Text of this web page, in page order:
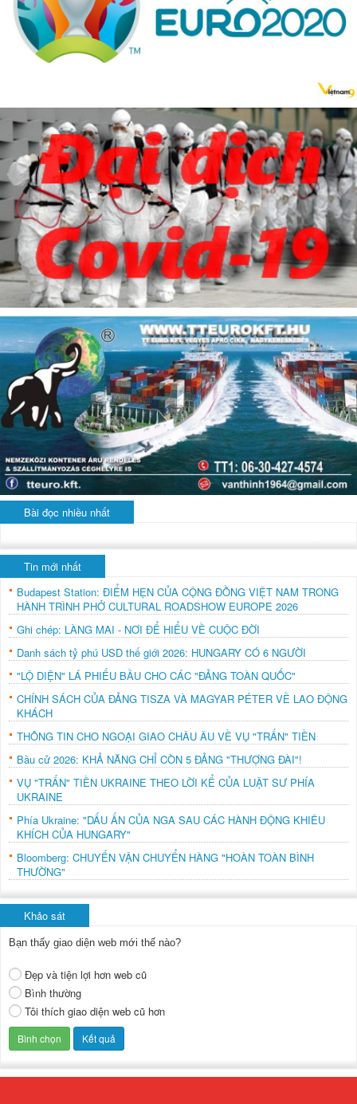
Bài đọc nhiều nhất
Tin mới nhất
Budapest Station: ĐIỂM HẸN CỦA CỘNG ĐỒNG VIỆT NAM TRONG
HÀNH TRÌNH PHỞ CULTURAL ROADSHOW EUROPE 2026
Ghi chép: LÀNG MAI - NƠI ĐỂ HIỂU VỀ CUỘC ĐỜI
Danh sách tỷ phú USD thế giới 2026: HUNGARY CÓ 6 NGƯỜI
"LỘ DIỆN" LÁ PHIẾU BẦU CHO CÁC "ĐẢNG TOÀN QUỐC"
CHÍNH SÁCH CỦA ĐẢNG TISZA VÀ MAGYAR PÉTER VỀ LAO ĐỘNG
KHÁCH
THÔNG TIN CHO NGOẠI GIAO CHÂU ÂU VỀ VỤ "TRẤN" TIỀN
Bầu cử 2026: KHẢ NĂNG CHỈ CÒN 5 ĐẢNG "THƯỢNG ĐÀI"!
VỤ "TRẤN" TIỀN UKRAINE THEO LỜI KỂ CỦA LUẬT SƯ PHÍA
UKRAINE
Phía Ukraine: "DẤU ẤN CỦA NGA SAU CÁC HÀNH ĐỘNG KHIÊU
KHÍCH CỦA HUNGARY"
Bloomberg: CHUYẾN VẬN CHUYỂN HÀNG "HOÀN TOÀN BÌNH
THƯỜNG"
Khảo sát
Bạn thấy giao diện web mới thế nào?
Đẹp và tiện lợi hơn web cũ
Bình thường
Tôi thích giao diện web cũ hơn